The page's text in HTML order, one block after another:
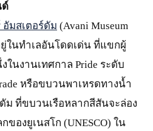
ด์
อัมสเตอร์ดัม (Avani Museum
ยู่ในทำเลอันโดดเด่น ที่แขกผู้
ในงานเทศกาล Pride ระดับ
หรือขบวนพาเหรดทางน้ำ
ม ที่ขบวนเรือหลากสีสันจะล่อง
องยูเนสโก (UNESCO) ใน